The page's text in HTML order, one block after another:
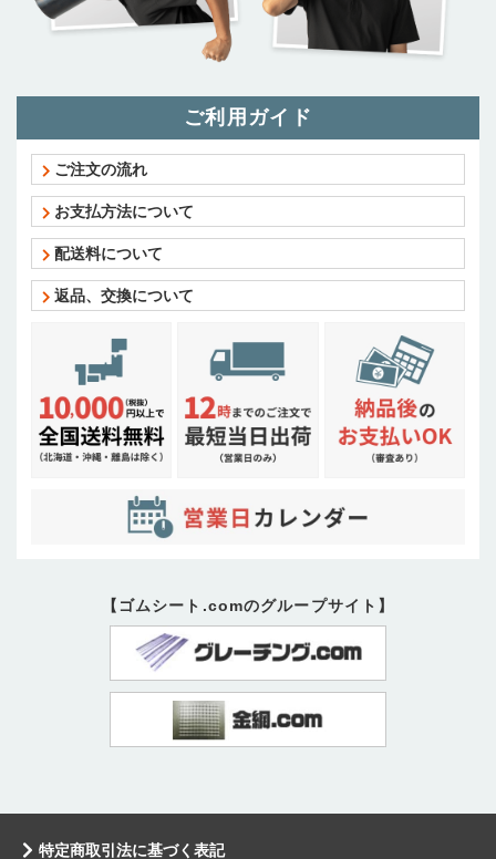
ご利用ガイド
ご注文の流れ
お支払方法について
配送料について
返品、交換について
【ゴムシート.comのグループサイト】
特定商取引法に基づく表記